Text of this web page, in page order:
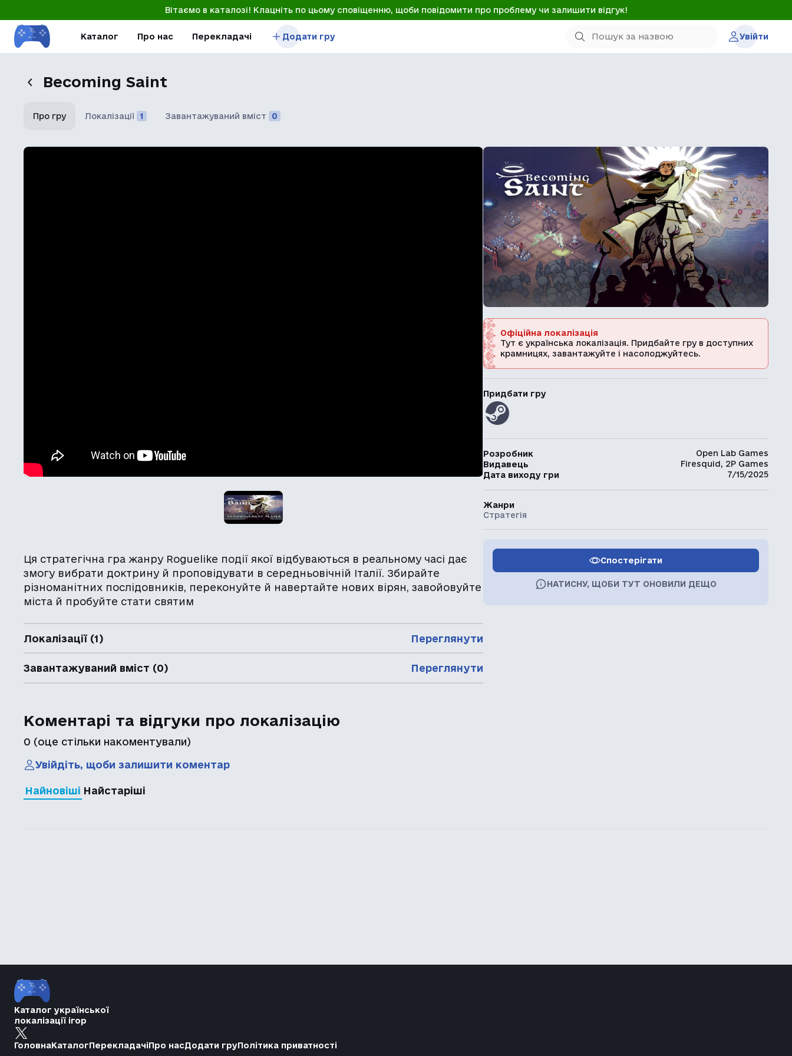
Вітаємо в каталозі! Клацніть по цьому сповіщенню, щоби повідомити про проблему чи залишити відгук!
Каталог Про нас Перекладачі Додати гру Увійти
Becoming Saint
Про гру Локалізації 1 Завантажуваний вміст 0
Ця стратегічна гра жанру Roguelike події якої відбуваються в реальному часі дає
змогу вибрати доктрину й проповідувати в середньовічній Італії. Збирайте
різноманітних послідовників, переконуйте й навертайте нових вірян, завойовуйте
міста й пробуйте стати святим
Локалізації (1) Переглянути
Завантажуваний вміст (0) Переглянути
Коментарі та відгуки про локалізацію
0 (оце стільки накоментували)
Увійдіть, щоби залишити коментар
Найновіші Найстаріші
Офіційна локалізація
Тут є українська локалізація. Придбайте гру в доступних
крамницях, завантажуйте і насолоджуйтесь.
Придбати гру
Розробник
Open Lab Games
Видавець
Firesquid, 2P Games
Дата виходу гри
7/15/2025
Жанри
Стратегія
Спостерігати
НАТИСНУ, ЩОБИ ТУТ ОНОВИЛИ ДЕЩО
Каталог української
локалізації ігор
ГоловнаКаталогПерекладачіПро насДодати груПолітика приватності